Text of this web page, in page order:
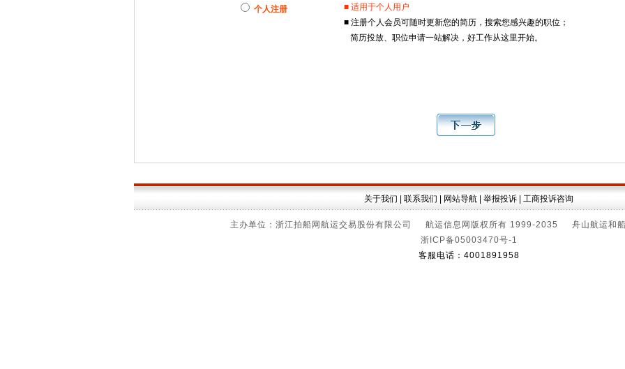
个人注册
■ 适用于个人用户
■ 注册个人会员可随时更新您的简历，搜索您感兴趣的职位；
简历投放、职位申请一站解决，好工作从这里开始。
关于我们 联系我们 网站导航 举报投诉 工商投诉咨询
主办单位：浙江拍船网航运交易股份有限公司 航运信息网版权所有 1999-2035 舟山航运和船
浙ICP备05003470号-1
客服电话：4001891958